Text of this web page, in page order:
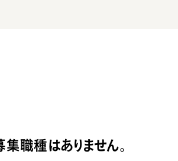
職種はありません。